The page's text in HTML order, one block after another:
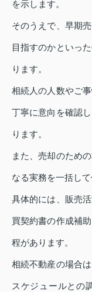
を示します。
そのうえで、早期
目指すのかといっ
ります。
相続人の人数やご
丁寧に意向を確認
ります。
また、売却のため
なる実務を一括し
具体的には、販売
買契約書の作成補
程があります。
相続不動産の場合
スケジュールとの